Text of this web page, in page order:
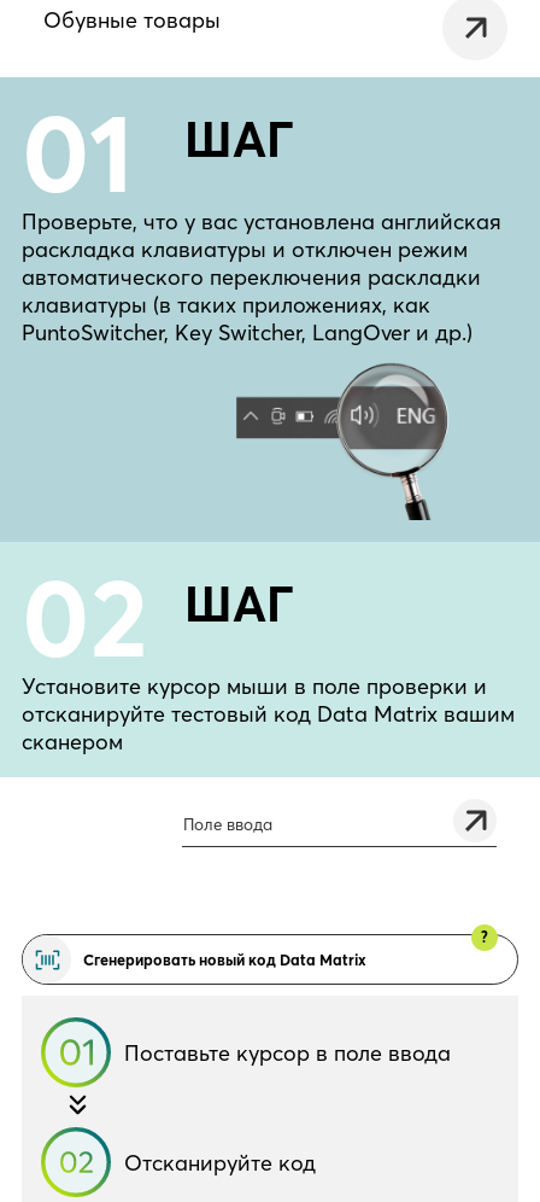
Обувные товары
01 ШАГ
Проверьте, что у вас установлена английская
раскладка клавиатуры и отключен режим
автоматического переключения раскладки
клавиатуры (в таких приложениях, как
PuntoSwitcher, Key Switcher, LangOver и др.)
02 ШАГ
Установите курсор мыши в поле проверки и
отсканируйте тестовый код Data Matrix вашим
сканером
Сгенерировать новый код Data Matrix
?
Поставьте курсор в поле ввода
Отсканируйте код